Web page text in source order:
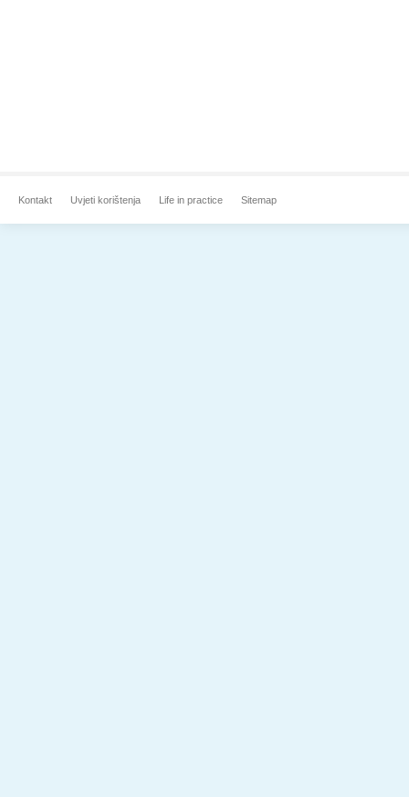
Kontakt Uvjeti korištenja Life in practice Sitemap